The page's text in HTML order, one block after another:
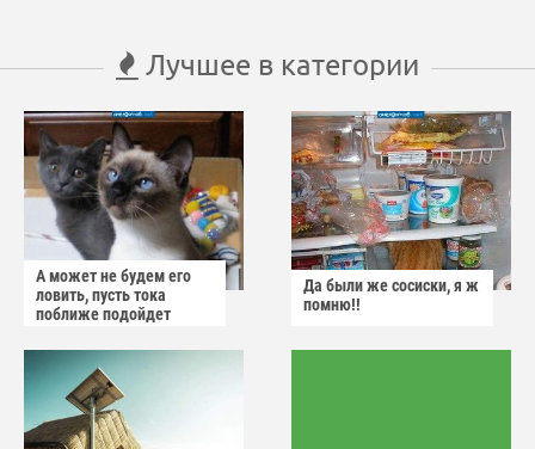
Лучшее в категории
А может не будем его
ловить, пусть тока
поближе подойдет
Да были же сосиски, я ж
помню!!